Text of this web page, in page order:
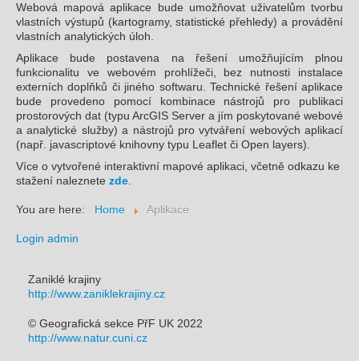
Webová mapová aplikace bude umožňovat uživatelům tvorbu
vlastních výstupů (kartogramy, statistické přehledy) a provádění
vlastních analytických úloh.
Aplikace bude postavena na řešení umožňujícím plnou
funkcionalitu ve webovém prohlížeči, bez nutnosti instalace
externích doplňků či jiného softwaru. Technické řešení aplikace
bude provedeno pomocí kombinace nástrojů pro publikaci
prostorových dat (typu ArcGIS Server a jím poskytované webové
a analytické služby) a nástrojů pro vytváření webových aplikací
(např. javascriptové knihovny typu Leaflet či Open layers).
Více o vytvořené interaktivní mapové aplikaci, včetně odkazu ke
stažení naleznete zde
You are here: Home Aplikace
Login admin
Zaniklé krajiny
http://www.zaniklekrajiny.cz
© Geografická sekce PřF UK 2022
http://www.natur.cuni.cz